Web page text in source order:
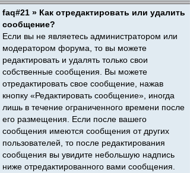
faq#21 » Как отредактировать или удалить
сообщение?
Если вы не являетесь администратором или
модератором форума, то вы можете
редактировать и удалять только свои
собственные сообщения. Вы можете
отредактировать свое сообщение, нажав
кнопку «Редактировать сообщение», иногда
лишь в течение ограниченного времени после
его размещения. Если после вашего
сообщения имеются сообщения от других
пользователей, то после редактирования
сообщения вы увидите небольшую надпись
ниже отредактированного вами сообщения.